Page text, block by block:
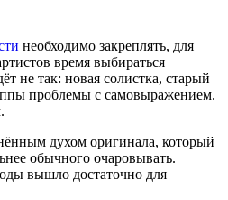
необходимо закреплять, для
время выбираться
не так: новая солистка, старый
проблемы с самовыражением.
духом оригинала, который
обычного очаровывать.
вышло достаточно для